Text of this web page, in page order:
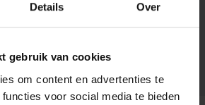
Details Over
gebruik van cookies
om content en advertenties te
voor social media te bieden